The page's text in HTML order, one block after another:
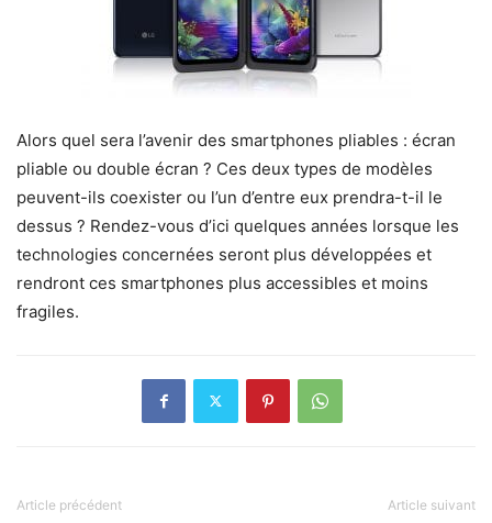
Alors quel sera l’avenir des smartphones pliables : écran
pliable ou double écran ? Ces deux types de modèles
peuvent-ils coexister ou l’un d’entre eux prendra-t-il le
dessus ? Rendez-vous d’ici quelques années lorsque les
technologies concernées seront plus développées et
rendront ces smartphones plus accessibles et moins
fragiles.
Article précédent Article suivant